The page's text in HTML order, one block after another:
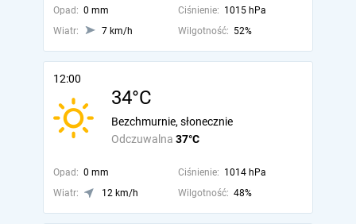
Opad: 0 mm Ciśnienie: 1015 hPa
Wiatr:
7 km/h Wilgotność: 52%
12:00
34°C
Odczuwalna 37°C
Bezchmurnie, słonecznie
Opad: 0 mm Ciśnienie: 1014 hPa
Wiatr:
12 km/h Wilgotność: 48%